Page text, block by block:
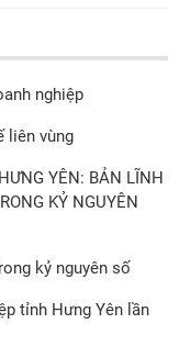
nghiệp
liên vùng
YÊN: BẢN LĨNH
KỶ NGUYÊN
kỷ nguyên số
tỉnh Hưng Yên lần